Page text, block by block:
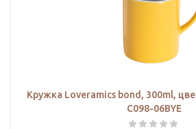
Кружка Loveramics bond, 300ml,
C098-06BYE